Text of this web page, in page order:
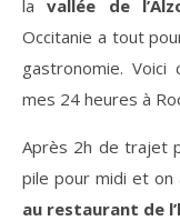
lavallée de
Occitanie a tout
gastronomie. Voici
mes 24 heures à
Après 2h de trajet
pile pour midi et on
au restaurant de